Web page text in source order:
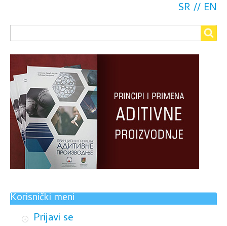
SR EN
Search
Korisnički meni
Prijavi se